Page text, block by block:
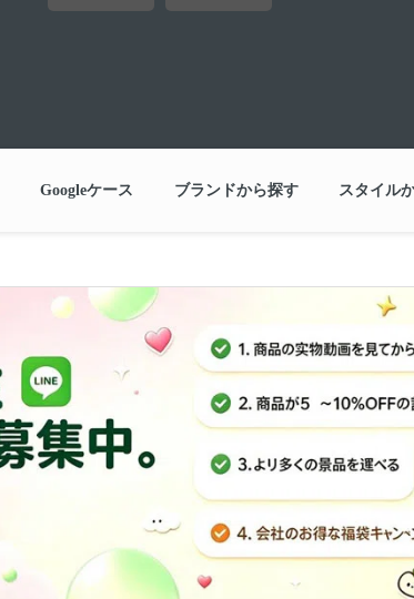
Googleケース ブランドから探す スタイル